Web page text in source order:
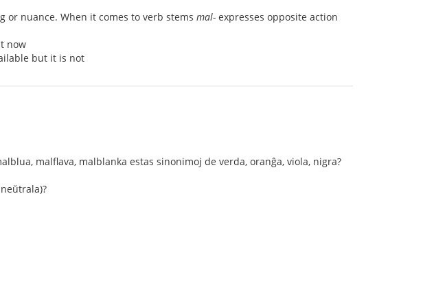
or nuance. When it comes to verb stems mal- expresses opposite action
now
but it is not
malflava, malblanka estas sinonimoj de verda, oranĝa, viola, nigra?